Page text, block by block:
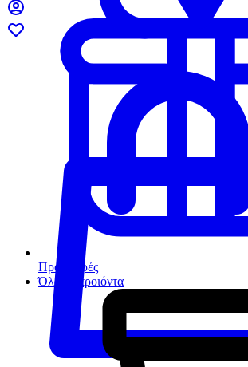
Προσφορές
Όλα τα προιόντα